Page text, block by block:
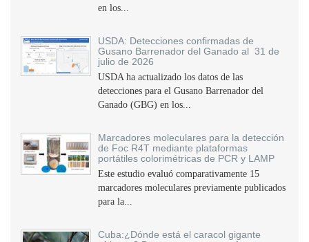
en los...
USDA: Detecciones confirmadas de
Gusano Barrenador del Ganado al 31 de
julio de 2026
USDA ha actualizado los datos de las
detecciones para el Gusano Barrenador del
Ganado (GBG) en los...
Marcadores moleculares para la detección
de Foc R4T mediante plataformas
portátiles colorimétricas de PCR y LAMP
Este estudio evaluó comparativamente 15
marcadores moleculares previamente publicados
para la...
Cuba:¿Dónde está el caracol gigante